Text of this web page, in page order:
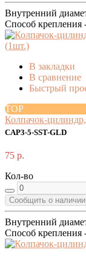
Внутренний
Способ крепления
В закладки
В сравнение
Быстрый
TOP
Колпачок-
CAP3-5-SST-GLD
75 р.
Кол-во
Сообщить о наличии
Внутренний
Способ крепления